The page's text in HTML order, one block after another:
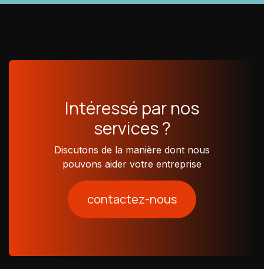
Intéressé par nos
services ?
Discutons de la manière dont nous
pouvons aider votre entreprise
contactez-nous